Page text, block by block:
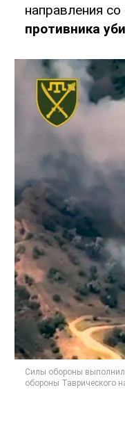
направления
противника